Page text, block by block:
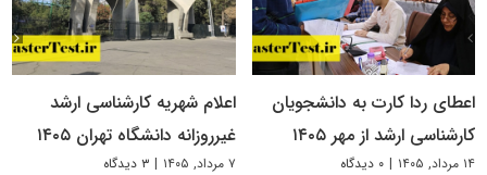
اعطای ردا کارت به دانشجویان
کارشناسی ارشد از مهر ۱۴۰۵
۱۴ مرداد, ۱۴۰۵ | ۰ دیدگاه
اعلام شهریه کارشناسی ارشد
غیرروزانه دانشگاه تهران ۱۴۰۵
۷ مرداد, ۱۴۰۵ | ۳ دیدگاه